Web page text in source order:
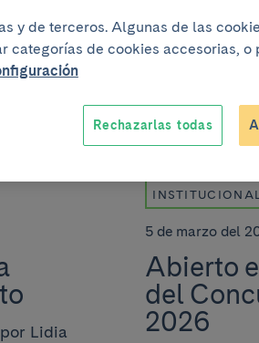
Lidia
INSTITUCIONAL
5 de marzo del
Abierto
del
2026
y de terceros. Algunas de las
categorías de cookies accesorias, o
Rechazarlas todas